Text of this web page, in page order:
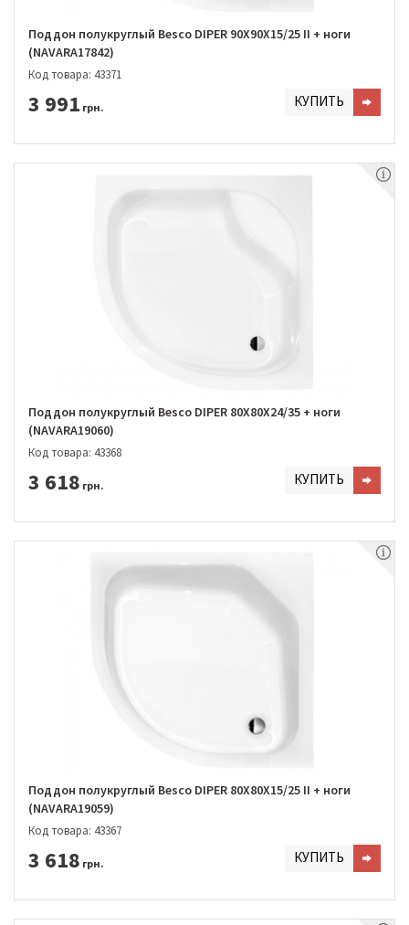
Поддон полукруглый Besco DIPER 90Х90Х15/25 II + ноги
(NAVARA17842)
Код товара: 43371
3 991 грн. КУПИТЬ
Поддон полукруглый Besco DIPER 80Х80Х24/35 + ноги
(NAVARA19060)
Код товара: 43368
3 618 грн. КУПИТЬ
Поддон полукруглый Besco DIPER 80Х80Х15/25 II + ноги
(NAVARA19059)
Код товара: 43367
3 618 грн. КУПИТЬ